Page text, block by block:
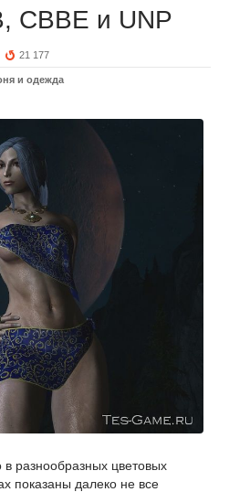
CBBE и UNP
21 177
и одежда
разнообразных цветовых
показаны далеко не все